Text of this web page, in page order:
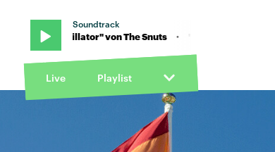
Soundtrack
von The Snuts · "Defibrillator" von The Snuts
Live Playlist